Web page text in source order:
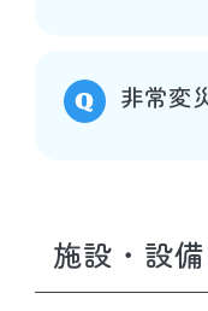
非常変
施設・設